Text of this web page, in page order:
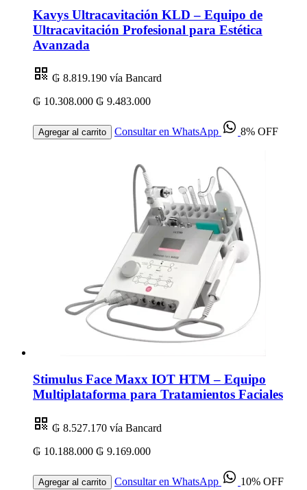
Kavys Ultracavitación KLD – Equipo de
Ultracavitación Profesional para Estética
Avanzada
₲ 8.819.190 vía Bancard
₲ 10.308.000 ₲ 9.483.000
Agregar al carrito Consultar en WhatsApp 8% OFF
Stimulus Face Maxx IOT HTM – Equipo
Multiplataforma para Tratamientos Faciales
₲ 8.527.170 vía Bancard
₲ 10.188.000 ₲ 9.169.000
Agregar al carrito Consultar en WhatsApp 10% OFF